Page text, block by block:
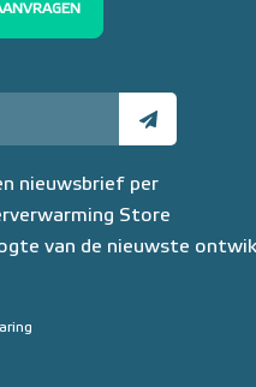
nieuwsbrief per
Store
van de nieuwste